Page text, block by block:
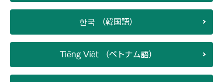
한국 （韓国語）
Tiếng Việt （ベトナム語）